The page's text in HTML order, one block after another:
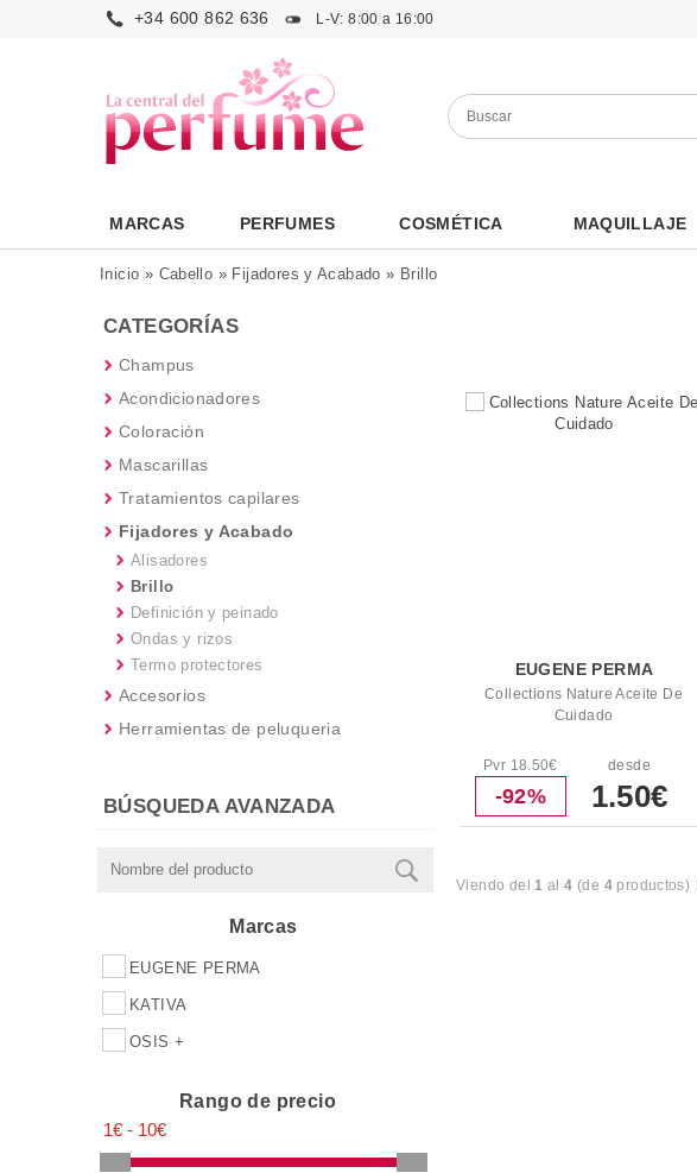
+34 600 862 636 L-V: 8:00 a 16:00
MARCAS PERFUMES COSMÉTICA MAQUILLAJE
Inicio » Cabello » Fijadores y Acabado » Brillo
CATEGORÍAS
Champus
Acondicionadores
Coloración
Mascarillas
Tratamientos capilares
Fijadores y Acabado
Alisadores
Brillo
Definición y peinado
Ondas y rizos
Termo protectores
Accesorios
Herramientas de peluqueria
BÚSQUEDA AVANZADA
Marcas
EUGENE PERMA
KATIVA
OSIS +
Rango de precio
EUGENE PERMA
Collections Nature Aceite De
Cuidado
Pvr 18.50€
-92%
desde
1.50€
Viendo del1 al4 (de 4productos)